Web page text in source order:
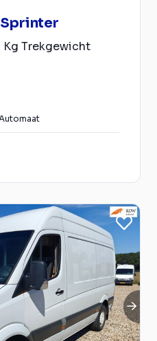
Kg Trekgewicht